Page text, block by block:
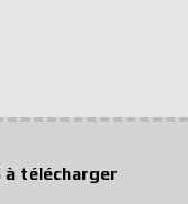
à télécharger